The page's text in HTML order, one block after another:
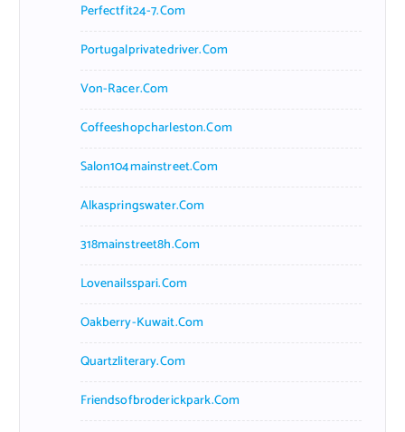
Perfectfit24-7.com
Portugalprivatedriver.com
Von-Racer.com
Coffeeshopcharleston.com
Salon104mainstreet.com
Alkaspringswater.com
318mainstreet8h.com
Lovenailsspari.com
Oakberry-Kuwait.com
Quartzliterary.com
Friendsofbroderickpark.com